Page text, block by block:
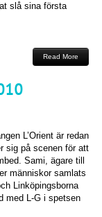
slå sina första
Read More
L’Orient är redan
sig på scenen för att
Sami, ägare till
människor samlats
Linköpingsborna
med L-G i spetsen